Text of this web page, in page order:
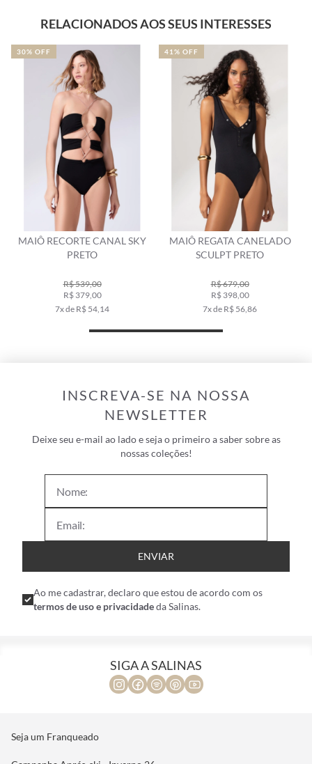
RELACIONADOS AOS SEUS INTERESSES
MAIÔ RECORTE CANAL SKY
PRETO
R$ 539,00
R$ 379,00
7x de R$ 54,14
30% OFF
MAIÔ REGATA CANELADO
SCULPT PRETO
R$ 679,00
R$ 398,00
7x de R$ 56,86
41% OFF
INSCREVA-SE NA NOSSA
NEWSLETTER
Deixe seu e-mail ao lado e seja o primeiro a saber sobre as
nossas coleções!
ENVIAR
Ao me cadastrar, declaro que estou de acordo com os
termos de uso e privacidadeda Salinas.
SIGA A SALINAS
Seja um Franqueado